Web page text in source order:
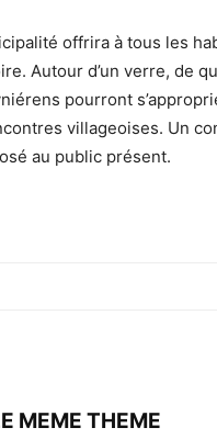
offrira à tous les
Autour d’un verre, de
pourront
villageoises. Un
au public présent.
MEME THEME